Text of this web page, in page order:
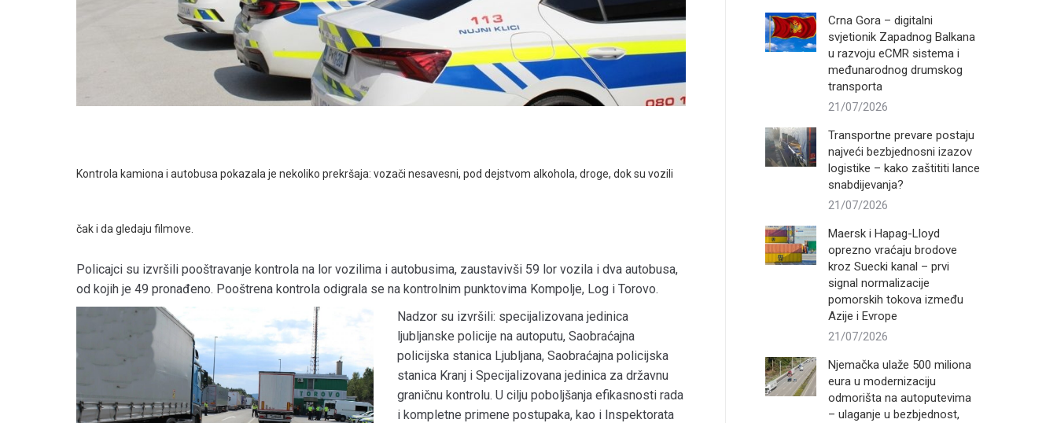
Kontrola kamiona i autobusa pokazala je nekoliko prekršaja: vozači nesavesni, pod dejstvom alkohola, droge, dok su vozili
čak i da gledaju filmove.
Policajci su izvršili pooštravanje kontrola na lor vozilima i autobusima, zaustavivši 59 lor vozila i dva autobusa,
od kojih je 49 pronađeno. Pooštrena kontrola odigrala se na kontrolnim punktovima Kompolje, Log i Torovo.
Nadzor su izvršili: specijalizovana jedinica
ljubljanske policije na autoputu, Saobraćajna
policijska stanica Ljubljana, Saobraćajna policijska
stanica Kranj i Specijalizovana jedinica za državnu
graničnu kontrolu. U cilju poboljšanja efikasnosti rada
i kompletne primene postupaka, kao i Inspektorata
Crna Gora – digitalni
svjetionik Zapadnog Balkana
u razvoju eCMR sistema i
međunarodnog drumskog
transporta
21/07/2026
Transportne prevare postaju
najveći bezbjednosni izazov
logistike – kako zaštititi lance
snabdijevanja?
21/07/2026
Maersk i Hapag-Lloyd
oprezno vraćaju brodove
kroz Suecki kanal – prvi
signal normalizacije
pomorskih tokova između
Azije i Evrope
21/07/2026
Njemačka ulaže 500 miliona
eura u modernizaciju
odmorišta na autoputevima
– ulaganje u bezbjednost,